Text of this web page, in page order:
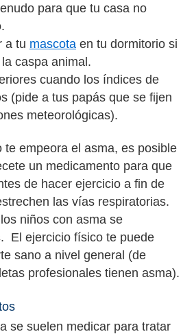
para que tu casa no
a tu mascota en tu dormitorio si
caspa animal.
cuando los índices de
(pide a tus papás que se fijen
meteorológicas).
te empeora el asma, es posible
un medicamento para que
de hacer ejercicio a fin de
las vías respiratorias.
niños con asma se
El ejercicio físico te puede
sano a nivel general (de
profesionales tienen asma).
se suelen medicar para tratar